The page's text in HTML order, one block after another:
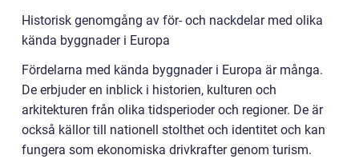
Historisk genomgång av för- och nackdelar med olika
kända byggnader i Europa
Fördelarna med kända byggnader i Europa är många.
De erbjuder en inblick i historien, kulturen och
arkitekturen från olika tidsperioder och regioner. De är
också källor till nationell stolthet och identitet och kan
fungera som ekonomiska drivkrafter genom turism.